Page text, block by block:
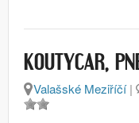
KOUTYCAR,
Valašské Meziříčí|